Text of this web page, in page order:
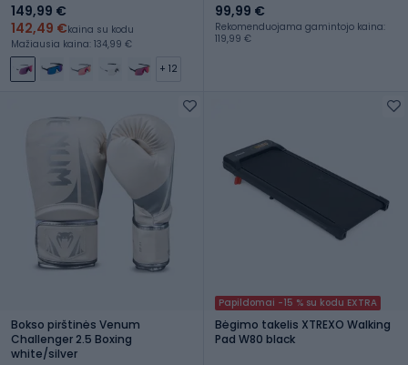
149,99 €
142,49 €kaina su kodu
Mažiausia kaina: 134,99 €
+ 12
99,99 €
Rekomenduojama gamintojo kaina:
119,99 €
Bokso pirštinės Venum
Challenger 2.5 Boxing
white/silver
Papildomai -15 % su kodu EXTRA
Bėgimo takelis XTREXO Walking
Pad W80 black